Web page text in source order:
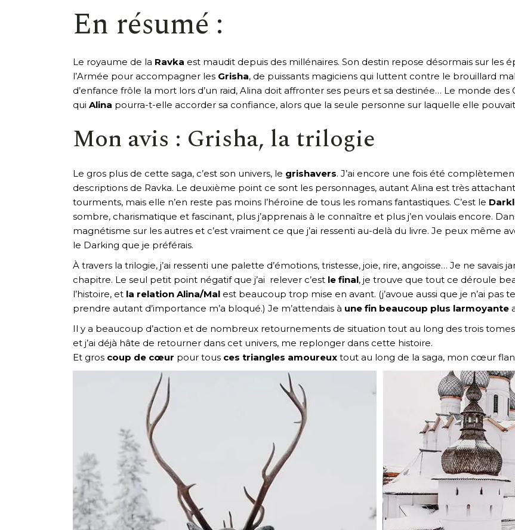
En résumé :
Le royaume de la Ravka est maudit depuis des millénaires. Son destin repose désormais sur les
l’Armée pour accompagner les Grisha, de puissants magiciens qui luttent contre le brouillard
d’enfance frôle la mort lors d’un raid, Alina doit affronter ses peurs et sa destinée… Le monde
qui Alina pourra-t-elle accorder sa confiance, alors que la seule personne sur laquelle elle
Mon avis : Grisha, la trilogie
Le gros plus de cette saga, c’est son univers, le grishavers. J’ai encore une fois été
descriptions de Ravka. Le deuxième point ce sont les personnages, autant Alina est très
tourments, mais elle n’en reste pas moins l’héroïne de tous les romans fantastiques. C’est le
sombre, charismatique et fascinant, plus j’apprenais à le connaître et plus j’en voulais encore.
magnétisme sur les autres et c’est vraiment ce que j’ai ressenti au-delà du livre. Je peux même
le Darking que je préférais.
À travers la trilogie, j’ai ressenti une palette d’émotions, tristesse, joie, rire, angoisse… Je ne
chapitre. Le seul petit point négatif que j’ai relever c’est le final, je trouve que tout ce déroule
l’histoire, et la relation Alina/Mal est beaucoup trop mise en avant. (j’avoue aussi que je n’ai
prendre autant d’importance m’a bloqué.) Je m’attendais à une fin beaucoup plus larmoyante
Il y a beaucoup d’action et de nombreux retournements de situation tout au long des trois
et j’ai déjà hâte de retourner dans cet univers, me replonger dans cette histoire.
Et gros coup de cœur pour tous ces triangles amoureux tout au long de la saga, mon cœur